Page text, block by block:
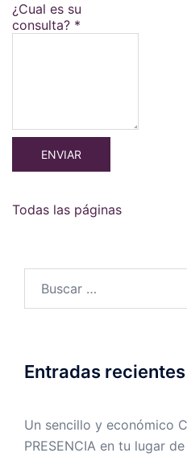
¿Cual es su
consulta? *
Todas las páginas
Entradas recientes
Un sencillo y económico
PRESENCIA en tu lugar